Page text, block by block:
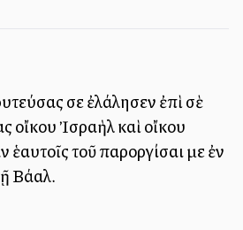
σε ἐλάλησεν ἐπὶ σὲ
οἴκου Ἰσραὴλ καὶ οἴκου
ἑαυτοῖς τοῦ παροργίσαι με ἐν
Βάαλ.